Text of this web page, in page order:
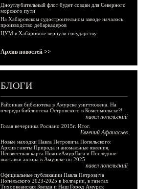
Дноуглубительный флот будет создан для Северного
морского пути
На Хабаровском судостроительном заводе началось
производство дебаркадеров
ЦУМ в Хабаровске вернули государству
Архив новостей >>
БЛОГИ
Районная библиотека в Амурске уничтожена. На
очереди библиотека Островского в Комсомольске?!
павел попельский
Голая вечеринка Роснано 2015г. Итог.
Евгений Афанасьев
Новые находки Павла Петровича Попельского:
Архив газеты Природа и аномальные явления,
Неизвестная карта НижнеАмурЛага и Последние
выставки автора в Амурске по 2025
павел попельский
Официальные публикации Павла Петровича
Попельского 2023-2025 в Болгарии, в газетах
Тихоокеанская Звезда и Наш Город Амурск